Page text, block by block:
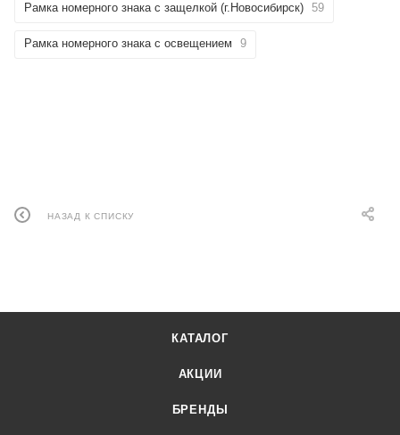
Рамка номерного знака с защелкой (г.Новосибирск) 59
Рамка номерного знака с освещением 9
НАЗАД К СПИСКУ
КАТАЛОГ
АКЦИИ
БРЕНДЫ